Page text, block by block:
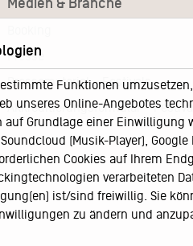
Presse
Pressematerial – Festivals
Akkreditierungsformular –
Funktionen
unseres Online-Angebotes
Grundlage einer
(Musik-Player),
Cookies auf Ihrem
verarbeiteten
ist/sind freiwillig. Sie
zu ändern und